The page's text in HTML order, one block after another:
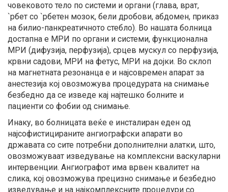
човековото тело по системи и органи (глава, врат,
`рбет со `рбетен мозок, бели дробови, абдомен, приказ
на билио-панкреатичното стебло). Во нашата болница
достапна е МРИ по органи и системи, функционална
МРИ (дифузија, перфузија), срцев мускул со перфузија,
крвни садови, МРИ на фетус, МРИ на дојки. Во склоп
на магнетната резонанца е и најсовремен апарат за
анестезија кој овозможува процедурата на снимање
безбедно да се изведе кај најтешко болните и
пациенти со фобии од снимање.
Инаку, во болницата веќе е инсталиран еден од
најсофистицираните ангиографски апарати во
државата со сите потребни дополнителни алатки, што,
овозможуваат изведување на комплексни васкуларни
интервенции. Ангиографот има врвен квалитет на
слика, кој овозможува прецизно снимање и безбедно
изведување и на најкомплексните процедури со